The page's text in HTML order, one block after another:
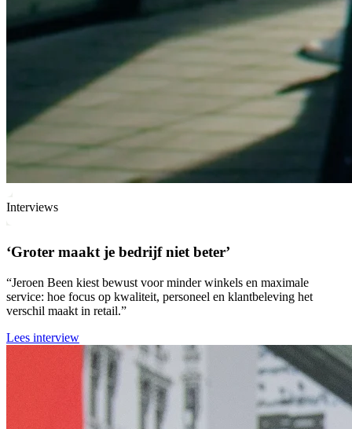
Interviews
‘Groter maakt je bedrijf niet beter’
“Jeroen Been kiest bewust voor minder winkels en maximale
service: hoe focus op kwaliteit, personeel en klantbeleving het
verschil maakt in retail.”
Lees interview